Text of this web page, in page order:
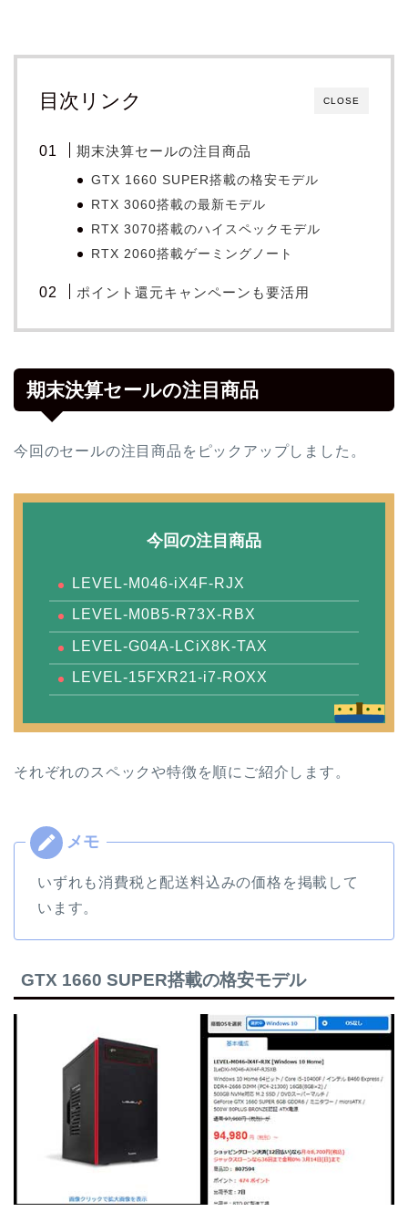
CLOSE
目次リンク
期末決算セールの注目商品
GTX 1660 SUPER搭載の格安モデル
RTX 3060搭載の最新モデル
RTX 3070搭載のハイスペックモデル
RTX 2060搭載ゲーミングノート
ポイント還元キャンペーンも要活用
期末決算セールの注目商品
今回のセールの注目商品をピックアップしました。
今回の注目商品
LEVEL-M046-iX4F-RJX
LEVEL-M0B5-R73X-RBX
LEVEL-G04A-LCiX8K-TAX
LEVEL-15FXR21-i7-ROXX
それぞれのスペックや特徴を順にご紹介します。
いずれも消費税と配送料込みの価格を掲載して
います。
GTX 1660 SUPER搭載の格安モデル